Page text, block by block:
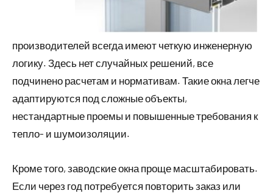
производителей всегда имеют четкую инженерную
логику. Здесь нет случайных решений, все
подчинено расчетам и нормативам. Такие окна легче
адаптируются под сложные объекты,
нестандартные проемы и повышенные требования к
тепло- и шумоизоляции.
Кроме того, заводские окна проще масштабировать.
Если через год потребуется повторить заказ или